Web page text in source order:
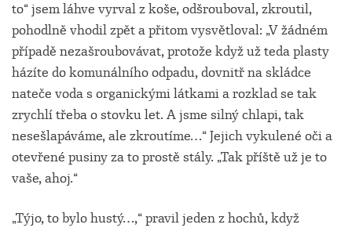
to“ jsem láhve vyrval z koše, odšrouboval, zkroutil,
pohodlně vhodil zpět a přitom vysvětloval: „V žádném
případě nezašroubovávat, protože když už teda plasty
házíte do komunálního odpadu, dovnitř na skládce
nateče voda s organickými látkami a rozklad se tak
zrychlí třeba o stovku let. A jsme silný chlapi, tak
nesešlapáváme, ale zkroutíme…“ Jejich vykulené oči a
otevřené pusiny za to prostě stály. „Tak příště už je to
vaše, ahoj.“
„Týjo, to bylo hustý…,“ pravil jeden z hochů, když